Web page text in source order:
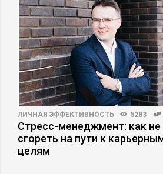
ЛИЧНАЯ ЭФФЕКТИВНОСТЬ 5283
Стресс-менеджмент: как не
сгореть на пути к
целям